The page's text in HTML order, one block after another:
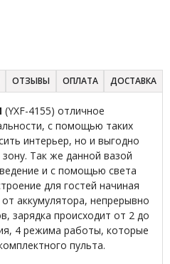
ОТЗЫВЫ ОПЛАТА ДОСТАВКА
(YXF-4155) отличное
с помощью таких
интерьер, но и выгодно
Так же данной вазой
и с помощью света
для гостей начиная
аккумулятора, непрерывно
зарядка происходит от 2 до
4 режима работы, которые
пульта.